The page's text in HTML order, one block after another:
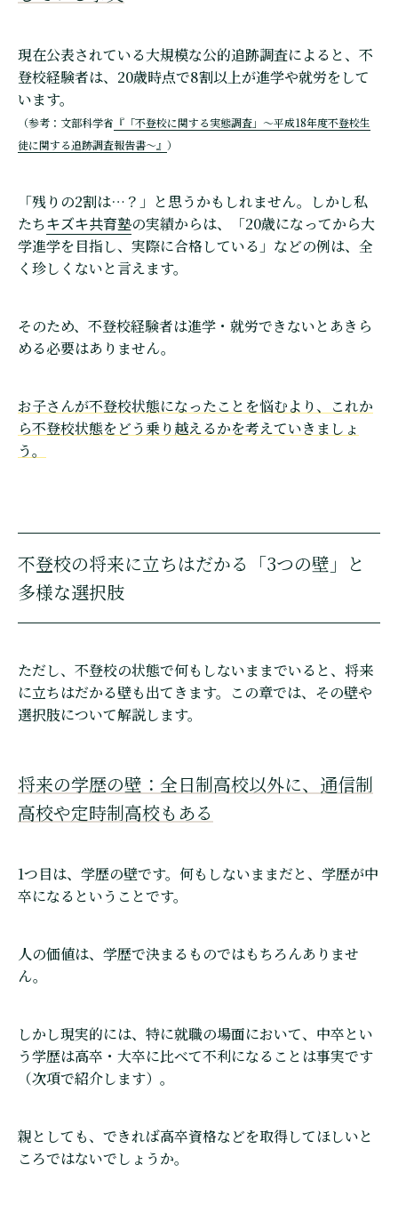
現在公表されている大規模な公的追跡調査によると、不
登校経験者は、20歳時点で8割以上が進学や就労をして
います。
（参考：文部科学省 『「不登校に関する実態調査」～平成18年度不登校生
徒に関する追跡調査報告書～』 ）
「残りの2割は…？」と思うかもしれません。しかし私
たちキズキ共育塾の実績からは、「20歳になってから大
学進学を目指し、実際に合格している」などの例は、全
く珍しくないと言えます。
そのため、不登校経験者は進学・就労できないとあきら
める必要はありません。
お子さんが不登校状態になったことを悩むより、これか
ら不登校状態をどう乗り越えるかを考えていきましょ
う。
不登校の将来に立ちはだかる「3つの壁」と
多様な選択肢
ただし、不登校の状態で何もしないままでいると、将来
に立ちはだかる壁も出てきます。この章では、その壁や
選択肢について解説します。
将来の学歴の壁：全日制高校以外に、通信制
高校や定時制高校もある
1つ目は、学歴の壁です。何もしないままだと、学歴が中
卒になるということです。
人の価値は、学歴で決まるものではもちろんありませ
ん。
しかし現実的には、特に就職の場面において、中卒とい
う学歴は高卒・大卒に比べて不利になることは事実です
（次項で紹介します）。
親としても、できれば高卒資格などを取得してほしいと
ころではないでしょうか。